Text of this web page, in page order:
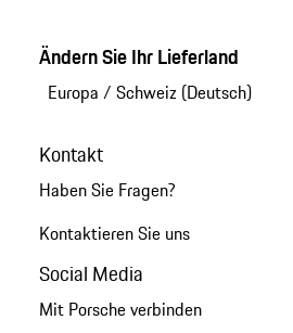
Ändern Sie Ihr Lieferland
Europa / Schweiz (Deutsch)
Kontakt
Haben Sie Fragen?
Kontaktieren Sie uns
Social Media
Mit Porsche verbinden